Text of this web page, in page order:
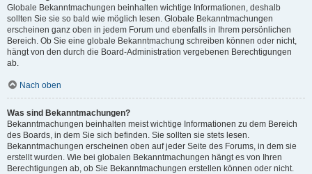
Globale Bekanntmachungen beinhalten wichtige Informationen, deshalb
sollten Sie sie so bald wie möglich lesen. Globale Bekanntmachungen
erscheinen ganz oben in jedem Forum und ebenfalls in Ihrem persönlichen
Bereich. Ob Sie eine globale Bekanntmachung schreiben können oder nicht,
hängt von den durch die Board-Administration vergebenen Berechtigungen
ab.
Nach oben
Was sind Bekanntmachungen?
Bekanntmachungen beinhalten meist wichtige Informationen zu dem Bereich
des Boards, in dem Sie sich befinden. Sie sollten sie stets lesen.
Bekanntmachungen erscheinen oben auf jeder Seite des Forums, in dem sie
erstellt wurden. Wie bei globalen Bekanntmachungen hängt es von Ihren
Berechtigungen ab, ob Sie Bekanntmachungen erstellen können oder nicht.